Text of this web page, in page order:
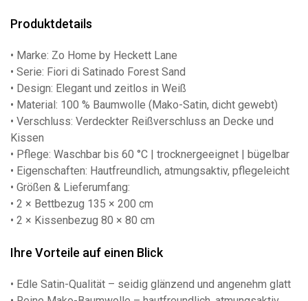
Produktdetails
• Marke: Zo Home by Heckett Lane
• Serie: Fiori di Satinado Forest Sand
• Design: Elegant und zeitlos in Weiß
• Material: 100 % Baumwolle (Mako-Satin, dicht gewebt)
• Verschluss: Verdeckter Reißverschluss an Decke und
Kissen
• Pflege: Waschbar bis 60 °C | trocknergeeignet | bügelbar
• Eigenschaften: Hautfreundlich, atmungsaktiv, pflegeleicht
• Größen & Lieferumfang:
• 2 × Bettbezug 135 × 200 cm
• 2 × Kissenbezug 80 × 80 cm
Ihre Vorteile auf einen Blick
• Edle Satin-Qualität – seidig glänzend und angenehm glatt